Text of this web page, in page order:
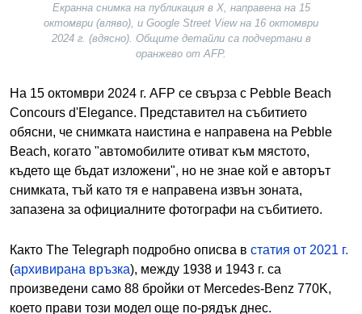
Екранна снимка на публикация в X, направена на 15
октомври (вляво), и Google Street View на 16 октомври
2024 г. (вдясно). Общите детайли са подчертани в
оранжево от AFP.
На 15 октомври 2024 г. AFP се свърза с Pebble Beach
Concours d'Elegance. Представител на събитието
обясни, че снимката наистина е направена на Pebble
Beach, когато "автомобилите отиват към мястото,
където ще бъдат изложени", но не знае кой е авторът
снимката, тъй като тя е направена извън зоната,
запазена за официалните фотографи на събитието.
Както The Telegraph подробно описва в статия от 2021 г.
(архивирана връзка), между 1938 и 1943 г. са
произведени само 88 бройки от Mercedes-Benz 770K,
което прави този модел още по-рядък днес.